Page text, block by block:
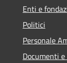
Enti e
Politici
Personale
Documenti